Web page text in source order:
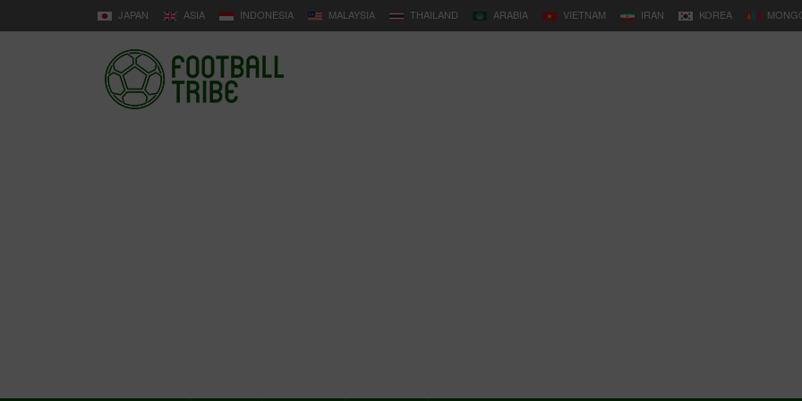
JAPAN ASIA INDONESIA MALAYSIA THAILAND ARABIA VIETNAM IRAN KOREA